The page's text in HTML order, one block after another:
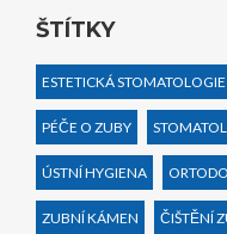
ŠTÍTKY
ESTETICKÁ STOMATOLOGIE
PÉČE O ZUBY
ÚSTNÍ HYGIENA
ZUBNÍ KÁMEN ČIŠTĚNÍ